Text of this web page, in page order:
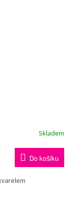
Skladem
Do košíku